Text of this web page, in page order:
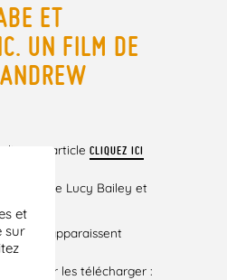
et
sur
ET
UN FILM DE
lire cet article CLIQUEZ ICI
Un film de Lucy Bailey et
apparaissent
pour les télécharger :